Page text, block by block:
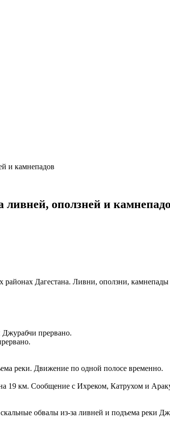
и камнепадов
ливней, оползней и
Дагестана. Ливни, оползни,
прервано.
реки. Движение по одной полосе временно.
19 км. Сообщение с Ихреком, Катрухом и
обвалы из-за ливней и подъема реки